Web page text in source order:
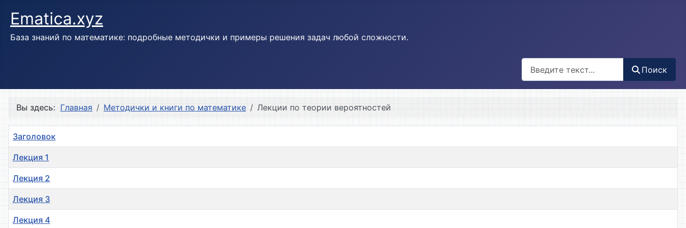
Ematica.xyz
База знаний по математике: подробные методички и примеры решения задач любой сложности.
Поиск
Вы здесь: Главная Методички и книги по математике Лекции по теории вероятностей
Заголовок
Лекция 1
Лекция 2
Лекция 3
Лекция 4